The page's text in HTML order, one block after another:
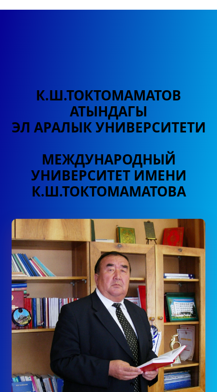
К.Ш.ТОКТОМАМАТОВ
АТЫНДАГЫ
ЭЛ АРАЛЫК УНИВЕРСИТЕТИ
МЕЖДУНАРОДНЫЙ
УНИВЕРСИТЕТ ИМЕНИ
К.Ш.ТОКТОМАМАТОВА